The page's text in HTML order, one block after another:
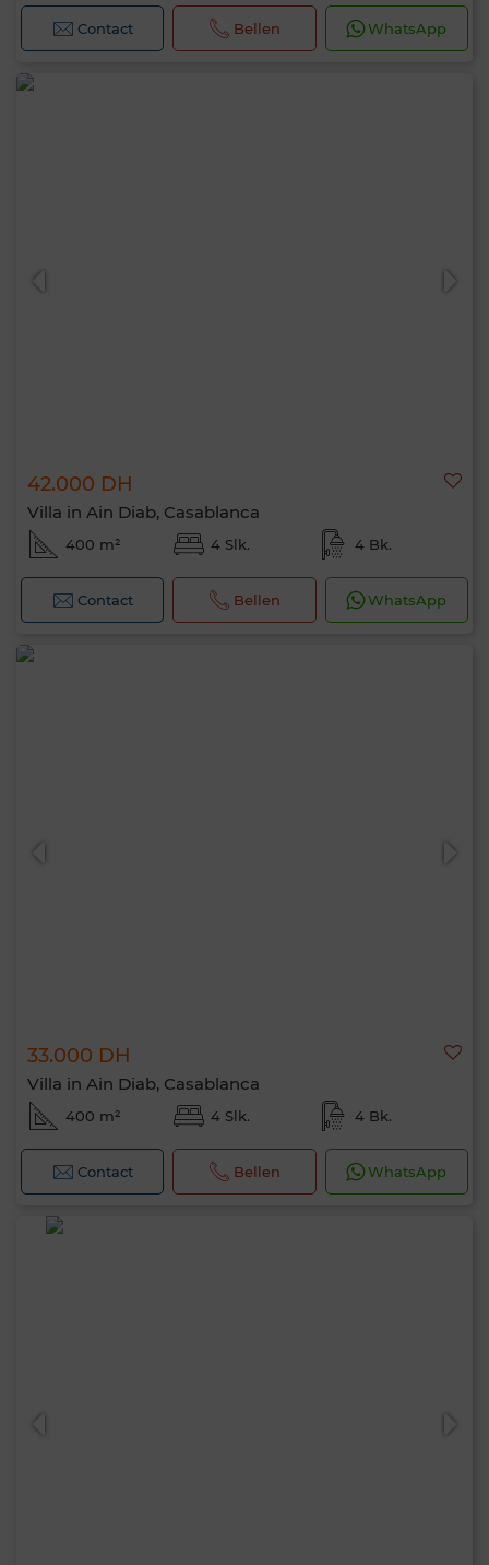
Contact Bellen WhatsApp
42.000 DH
Villa in Ain Diab, Casablanca
400 m² 4 Slk. 4 Bk.
Contact Bellen WhatsApp
33.000 DH
Villa in Ain Diab, Casablanca
400 m² 4 Slk. 4 Bk.
Contact Bellen WhatsApp